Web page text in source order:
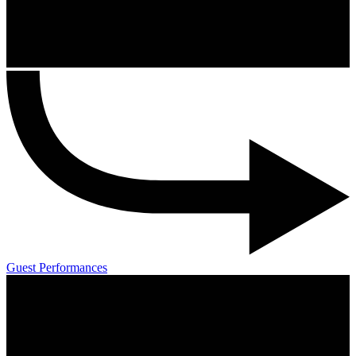
Guest Performances